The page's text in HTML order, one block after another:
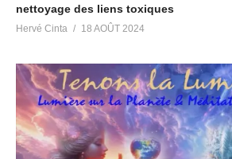
nettoyage des liens toxiques
Hervé Cinta 18 AOÛT 2024